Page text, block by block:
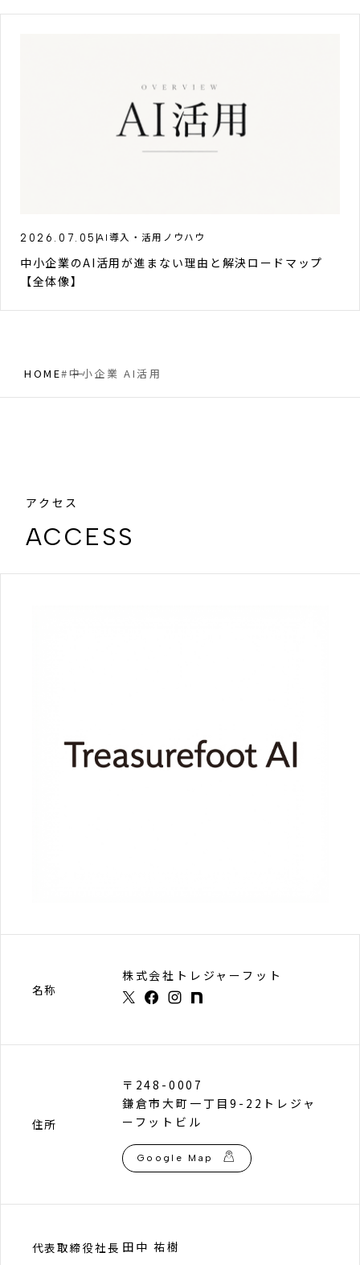
2026.07.05 AI導入・活用ノウハウ
中小企業のAI活用が進まない理由と解決ロードマップ
【全体像】
HOME#中小企業 AI活用
アクセス
ACCESS
名称
株式会社トレジャーフット
住所
〒248-0007
鎌倉市大町一丁目9-22トレジャ
ーフットビル
Google Map
代表取締役社長 田中 祐樹